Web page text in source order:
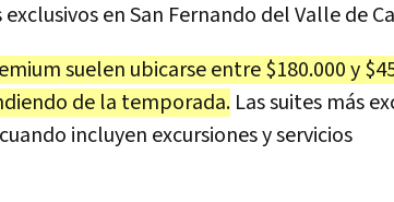
en San Fernando del Valle de
suelen ubicarse entre $180.000 y
de la temporada. Las suites más
incluyen excursiones y servicios